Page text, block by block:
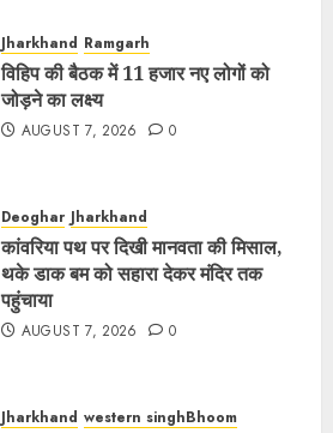
Jharkhand Ramgarh
विहिप की बैठक में 11 हजार नए लोगों को
जोड़ने का लक्ष्य
AUGUST 7, 2026 0
Deoghar Jharkhand
कांवरिया पथ पर दिखी मानवता की मिसाल,
थके डाक बम को सहारा देकर मंदिर तक
पहुंचाया
AUGUST 7, 2026 0
Jharkhand western singhBhoom